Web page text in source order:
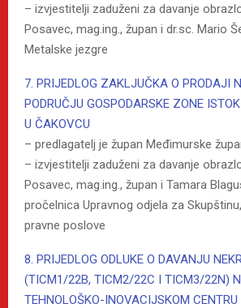
– izvjestitelji zaduženi za davanje
Posavec, mag.ing., župan i dr.sc. Mario
Metalske jezgre
7. PRIJEDLOG ZAKLJUČKA O PRODAJI
PODRUČJU GOSPODARSKE ZONE
U ČAKOVCU
– predlagatelj je župan Međimurske
– izvjestitelji zaduženi za davanje
Posavec, mag.ing., župan i Tamara
pročelnica Upravnog odjela za
pravne poslove
8. PRIJEDLOG ODLUKE O DAVANJU
(TICM1/22B, TICM2/22C I TICM3/22N)
TEHNOLOŠKO-INOVACIJSKOM CENTRU